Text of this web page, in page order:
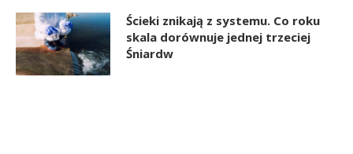
Ścieki znikają z systemu. Co roku
skala dorównuje jednej trzeciej
Śniardw